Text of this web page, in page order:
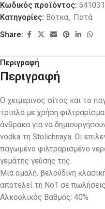
Κωδικός προϊόντος:
Κατηγορίες: Βότκα, Ποτά
Share:
Περιγραφή
Περιγραφή
Ο χειμερινός σίτος και το
τριπλά με χρήση
άνθρακα για να
vodka τη Stolichnaya. Οι
παγωμένο φιλτραρισμένο
γεμάτης γεύσης της.
Μια ομαλή. βελούδινη
αποτελεί τη Νο1 σε
Αλκοολικός Βαθμός: 40%